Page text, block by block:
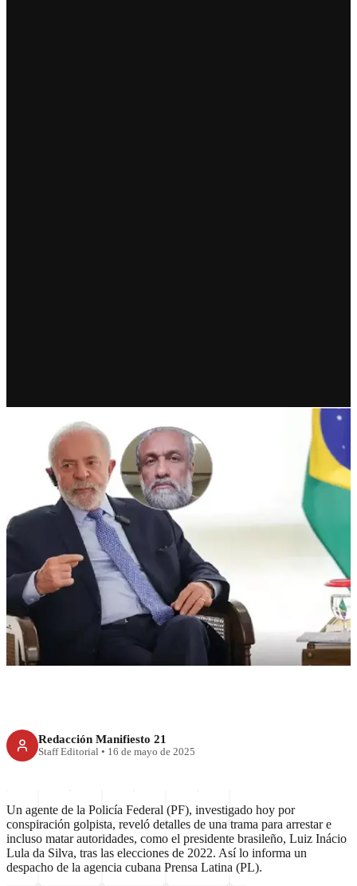
RECIENTE
Policía revela complot; querían
matar a Lula da Silva
Redacción Manifiesto 21
Staff Editorial • 16 de mayo de 2025
Un agente de la Policía Federal (PF), investigado hoy por
conspiración golpista, reveló detalles de una trama para arrestar e
incluso matar autoridades, como el presidente brasileño, Luiz Inácio
Lula da Silva, tras las elecciones de 2022. Así lo informa un
despacho de la agencia cubana Prensa Latina (PL).